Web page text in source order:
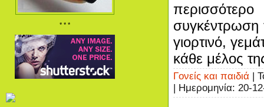
* * *
συγκέντρωση
γιορτινό,
κάθε μέλος
Γονείς και παιδιά |
| Ημερομηνία: 20-